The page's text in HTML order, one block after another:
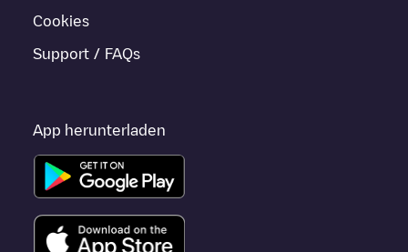
Cookies
Support / FAQs
App herunterladen